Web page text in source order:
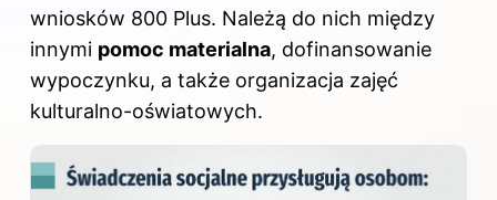
wniosków 800 Plus. Należą do nich między
innymi pomoc materialna, dofinansowanie
wypoczynku, a także organizacja zajęć
kulturalno-oświatowych.